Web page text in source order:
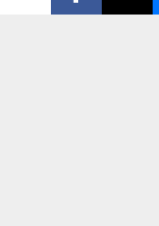
स्वस्थ्य
स्वास्थ